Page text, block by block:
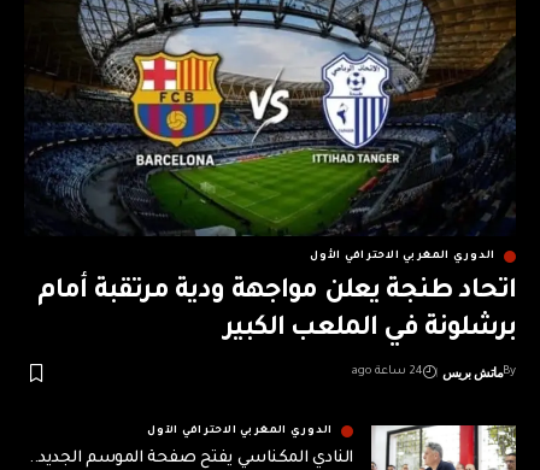
الدوري المغربي الاحترافي الأول
اتحاد طنجة يعلن مواجهة ودية مرتقبة أمام
برشلونة في الملعب الكبير
Byماتش بريس 24 ساعة ago
الدوري المغربي الاحترافي الأول
النادي المكناسي يفتح صفحة الموسم الجديد..